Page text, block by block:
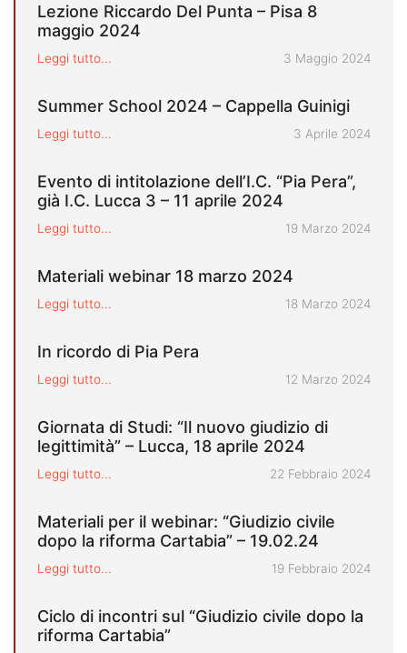
Lezione Riccardo Del Punta – Pisa 8
maggio 2024
Leggi tutto... Pubblicato il
3 Maggio 2024
Summer School 2024 – Cappella Guinigi
Leggi tutto... Pubblicato il
3 Aprile 2024
Evento di intitolazione dell’I.C. “Pia Pera”,
già I.C. Lucca 3 – 11 aprile 2024
Leggi tutto... Pubblicato il
19 Marzo 2024
Materiali webinar 18 marzo 2024
Leggi tutto... Pubblicato il
18 Marzo 2024
In ricordo di Pia Pera
Leggi tutto... Pubblicato il
12 Marzo 2024
Giornata di Studi: “Il nuovo giudizio di
legittimità” – Lucca, 18 aprile 2024
Leggi tutto... Pubblicato il
22 Febbraio 2024
Materiali per il webinar: “Giudizio civile
dopo la riforma Cartabia” – 19.02.24
Leggi tutto... Pubblicato il
19 Febbraio 2024
Ciclo di incontri sul “Giudizio civile dopo la
riforma Cartabia”